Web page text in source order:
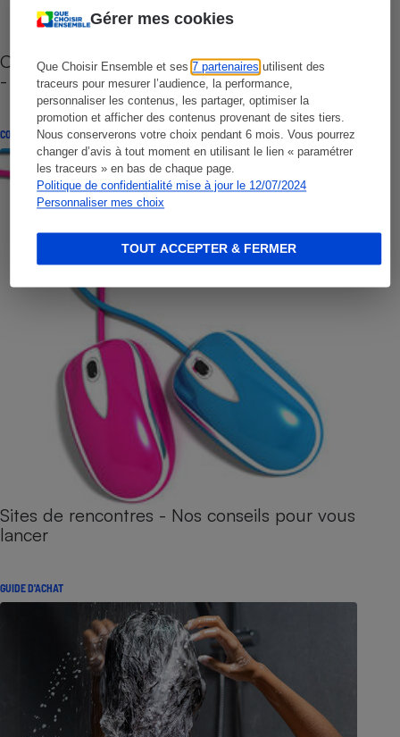
Gérer mes cookies
Que Choisir Ensemble et ses7 partenaires utilisent des
traceurs pour mesurer l’audience, la performance,
personnaliser les contenus, les partager, optimiser la
promotion et afficher des contenus provenant de sites tiers.
Nous conserverons votre choix pendant 6 mois. Vous pourrez
changer d’avis à tout moment en utilisant le lien « paramétrer
les traceurs » en bas de chaque page.
Politique de confidentialité mise à jour le 12/07/2024
Personnaliser mes choix
TOUT ACCEPTER & FERMER
Cafetière à capsules zéro déchet CoffeeB (vidéo)
- Premières impressions
CONSEILS
Sites de rencontres - Nos conseils pour vous
lancer
GUIDE D'ACHAT